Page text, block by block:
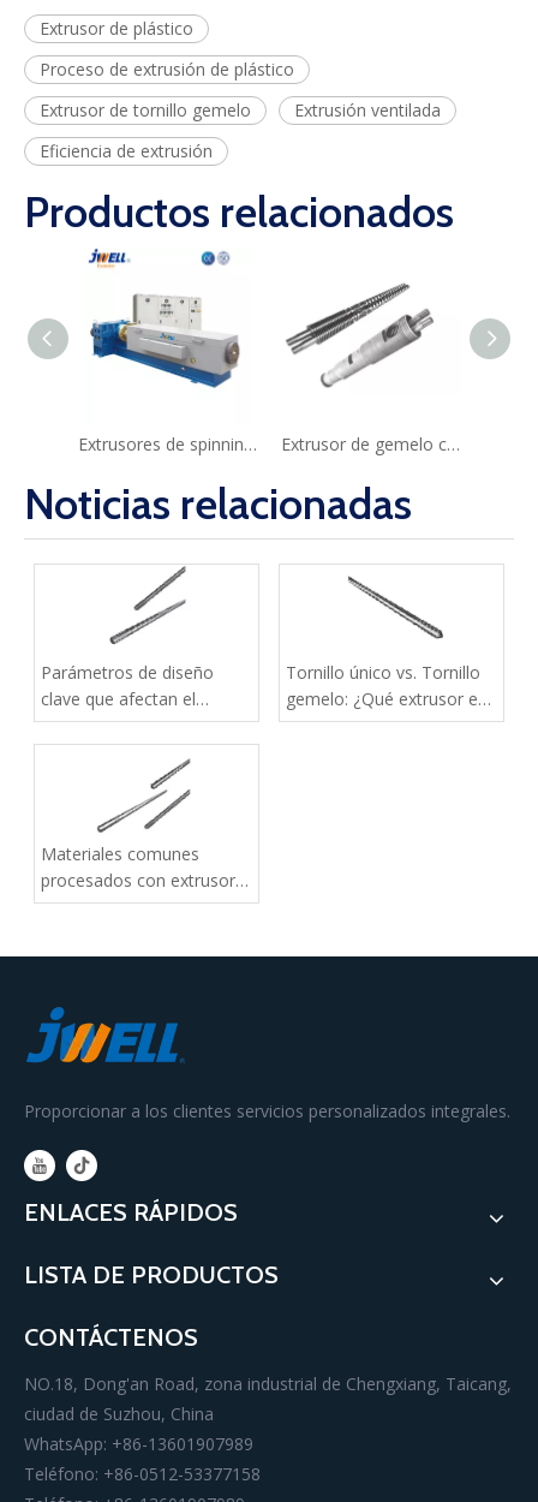
Extrusor de plástico
Proceso de extrusión de plástico
Extrusor de tornillo gemelo
Extrusión ventilada
Eficiencia de extrusión
Productos relacionados
Extrusores de spinning de la serie JWM Extrusor de gemelo cónico
Noticias relacionadas
Parámetros de diseño
clave que afectan el
rendimiento de los
extrusores de tornillo
Tornillo único vs. Tornillo
gemelo: ¿Qué extrusor es
adecuado para su
Materiales comunes
procesados con extrusor
de tornillo único y sus
Proporcionar a los clientes servicios personalizados integrales.
ENLACES RÁPIDOS
LISTA DE PRODUCTOS
CONTÁCTENOS
NO.18, Dong'an Road, zona industrial de Chengxiang, Taicang,
ciudad de Suzhou, China
WhatsApp: +86-13601907989
Teléfono: +86-0512-53377158